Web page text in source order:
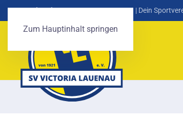
Zum Hauptinhalt springen
SV Victoria Lauenau von 1921 e. V. | Dein